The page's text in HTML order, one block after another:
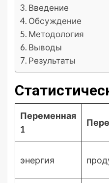
Введение
Обсуждение
Методология
Выводы
Результаты
Переменная
1
энергия